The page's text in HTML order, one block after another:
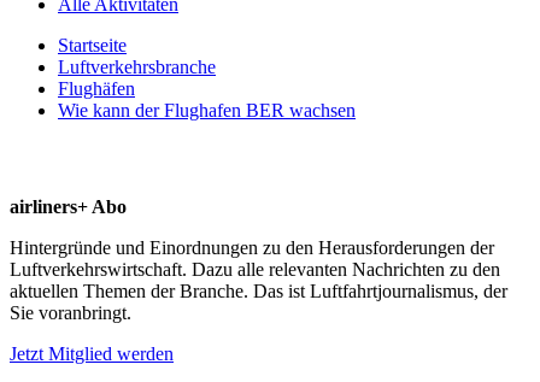
Startseite
Luftverkehrsbranche
Flughäfen
Wie kann der Flughafen BER wachsen
airliners+ Abo
Hintergründe und Einordnungen zu den Herausforderungen der
Luftverkehrswirtschaft. Dazu alle relevanten Nachrichten zu den
aktuellen Themen der Branche. Das ist Luftfahrtjournalismus, der
Sie voranbringt.
Jetzt Mitglied werden